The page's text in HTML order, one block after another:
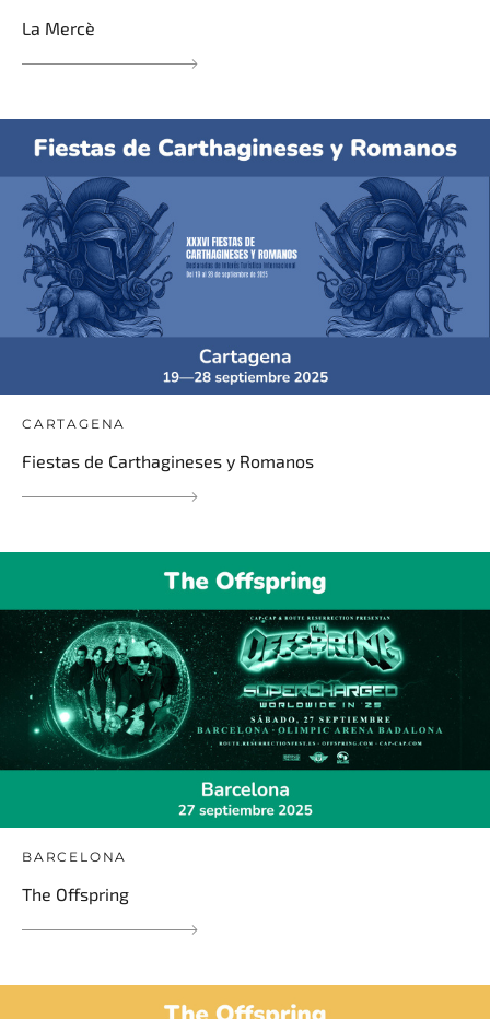
La Mercè
CARTAGENA
Fiestas de Carthagineses y Romanos
BARCELONA
The Offspring